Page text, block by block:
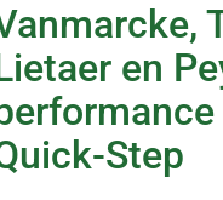
en
Step